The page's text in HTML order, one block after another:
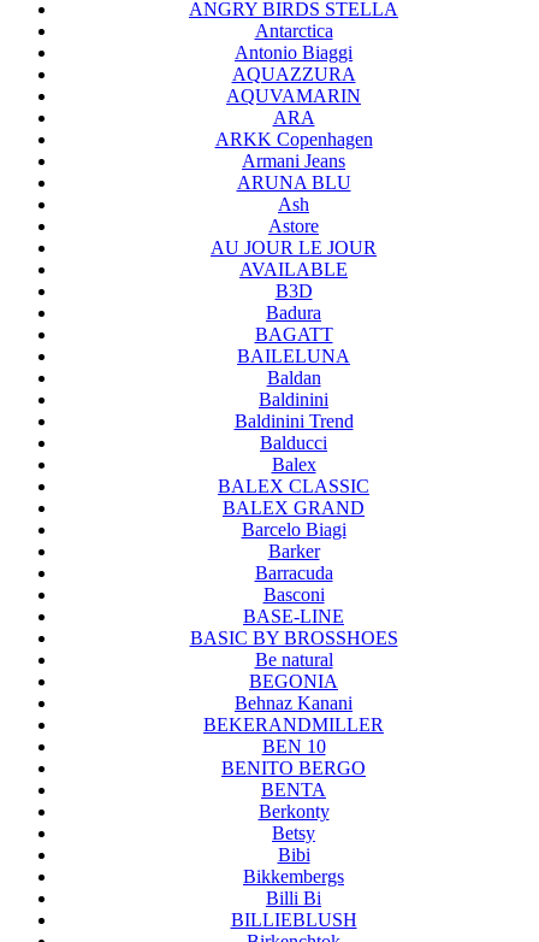
ANGRY BIRDS STELLA
Antarctica
Antonio Biaggi
AQUAZZURA
AQUVAMARIN
ARA
ARKK Copenhagen
Armani Jeans
ARUNA BLU
Ash
Astore
AU JOUR LE JOUR
AVAILABLE
B3D
Badura
BAGATT
BAILELUNA
Baldan
Baldinini
Baldinini Trend
Balducci
Balex
BALEX CLASSIC
BALEX GRAND
Barcelo Biagi
Barker
Barracuda
Basconi
BASE-LINE
BASIC BY BROSSHOES
Be natural
BEGONIA
Behnaz Kanani
BEKERANDMILLER
BEN 10
BENITO BERGO
BENTA
Berkonty
Betsy
Bibi
Bikkembergs
Billi Bi
BILLIEBLUSH